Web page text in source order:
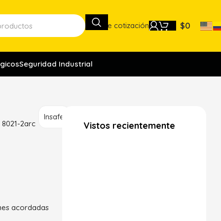
Lista de cotización $0
Seguridad Industrial
2arc
Insafe
acordadas
Vistos recientemente